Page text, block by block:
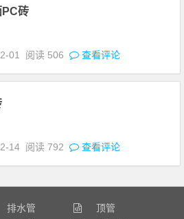
PC砖
01 阅读 506 查看评论
14 阅读792 查看评论
排水管
顶管